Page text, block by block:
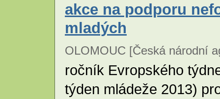
akce na podporu
mladých
OLOMOUC [Česká národní
ročník Evropského
týden mládeže 2013)